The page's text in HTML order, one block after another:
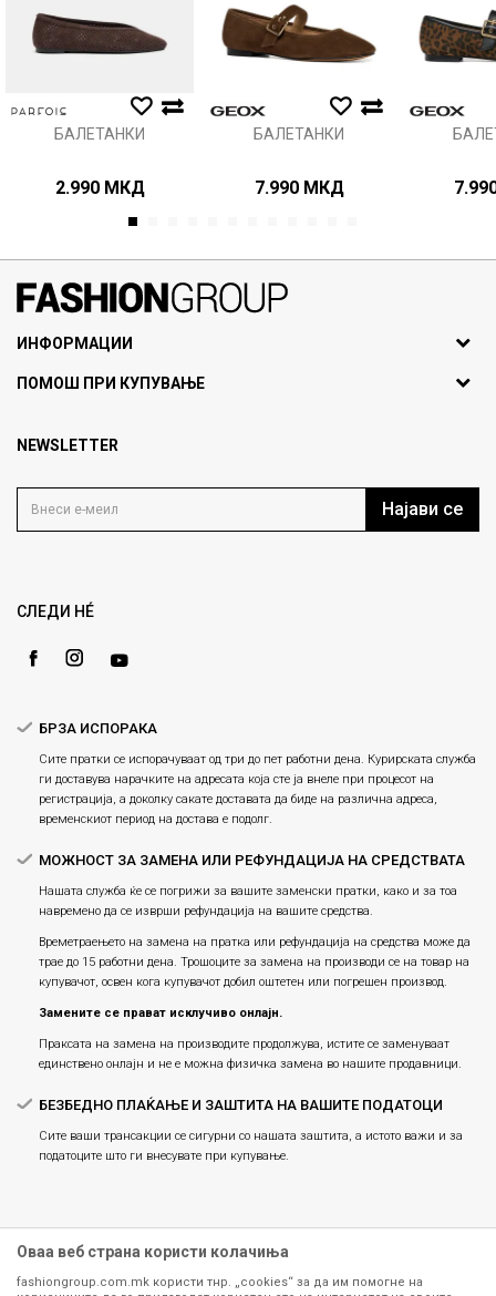
Анти спам заштита - пресметајте колку е 6 - 1 :
БАЛЕТАНКИ
2.990 МКД
БАЛЕТАНКИ
7.990 МКД
1
ИНФОРМАЦИИ
За нас
Продавници
Блог
Gift Card
ПОМОШ ПРИ КУПУВАЊЕ
Политика на приватност
Како да купите
Замена и рефундација на производи
NEWSLETTER
Најави се
СЛЕДИ НÉ
БРЗА ИСПОРАКА
Сите пратки се испорачуваат од три до пет работни дена. Курирската служба
ги доставува нарачките на адресата која сте ја внеле при процесот на
регистрација, а доколку сакате доставата да биде на различна адреса,
временскиот период на достава е подолг.
МОЖНОСТ ЗА ЗАМЕНА ИЛИ РЕФУНДАЦИЈА НА СРЕДСТВАТА
Нашата служба ќе се погрижи за вашите заменски пратки, како и за тоа
навремено да се изврши рефундација на вашите средства.
Времетраењето на замена на пратка или рефундацијa на средства може да
трае до 15 работни дена. Трошоците за замена на производи се на товар на
купувачот, освен кога купувачот добил оштетен или погрешен производ.
Замените се прават исклучиво онлајн.
Праксата на замена на производите продолжува, истите се заменуваат
единствено онлајн и не е можна физичка замена во нашите продавници.
БЕЗБЕДНО ПЛАЌАЊЕ И ЗАШТИТА НА ВАШИТЕ ПОДАТОЦИ
Сите ваши трансакции се сигурни со нашата заштита, а истото важи и за
податоците што ги внесувате при купување.
Оваа веб страна користи колачиња
fashiongroup.com.mk користи тнр. „cookies“ за да им помогне на